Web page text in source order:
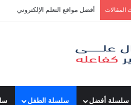
المقالات أفضل مواقع التعلم الإلكتروني
سلسلة أفضل سلسلة الطفل